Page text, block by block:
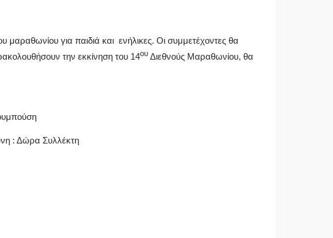
για παιδιά και ενήλικες. Οι συμμετέχοντες θα
την εκκίνηση του 14ου Διεθνούς Μαραθωνίου, θα
: Δώρα Συλλέκτη